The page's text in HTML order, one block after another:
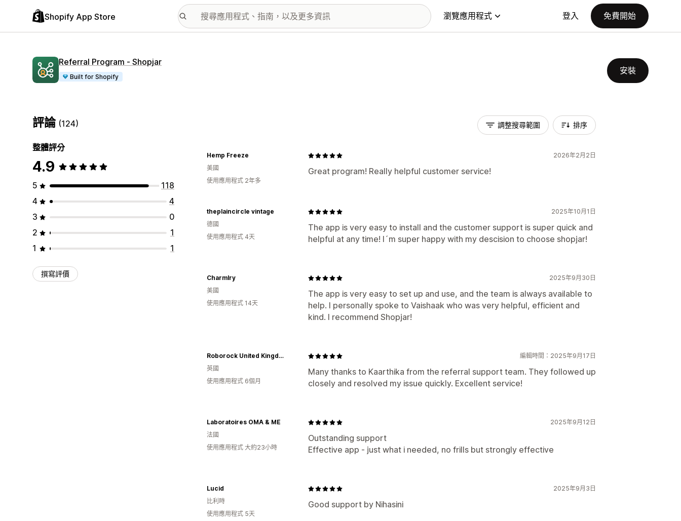
Shopify App Store 瀏覽應用程式 登入 免費開始
Referral Program ‑ Shopjar
Built for Shopify
安裝
評論 (124)
整體評分
4.9
5
118
4
4
3
0
2
1
1
1
撰寫評價
調整搜尋範圍 排序
2026年2月2日
Great program! Really helpful customer service!
Hemp Freeze
美國
使用應用程式 2年多
2025年10月1日
The app is very easy to install and the customer support is super quick and
helpful at any time! I´m super happy with my descision to choose shopjar!
theplaincircle vintage
德國
使用應用程式 4天
2025年9月30日
The app is very easy to set up and use, and the team is always available to
help. I personally spoke to Vaishaak who was very helpful, efficient and
kind. I recommend Shopjar!
Charmlry
美國
使用應用程式 14天
編輯時間：2025年9月17日
Many thanks to Kaarthika from the referral support team. They followed up
closely and resolved my issue quickly. Excellent service!
Roborock United Kingdom Official Site
英國
使用應用程式 6個月
2025年9月12日
Outstanding support
Effective app - just what i needed, no frills but strongly effective
Laboratoires OMA & ME
法國
使用應用程式 大約23小時
2025年9月3日
Good support by Nihasini
Lucid
比利時
使用應用程式 5天